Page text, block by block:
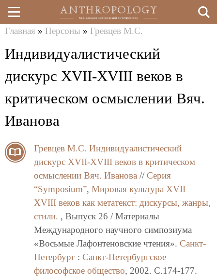
Перейти
к
основному
здесь
Главная » Персоны » Гревцев М.С.
Индивидуалистический
дискурс ХVII-XVIII веков в
критическом осмыслении Вяч.
Иванова
Гревцев М.С. Индивидуалистический
дискурс ХVII-XVIII веков в критическом
осмыслении Вяч. Иванова // Серия
“Symposium”, Мировая культура XVII–
XVIII веков как метатекст: дискурсы, жанры,
стили. , Выпуск 26 / Материалы
Международного научного симпозиума
«Восьмые Лафонтеновские чтения». Санкт-
Петербург : Санкт-Петербургское
философское общество, 2002. C.174-177.